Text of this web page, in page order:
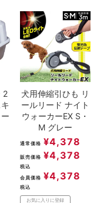
2
犬用伸縮引ひも リ
ールリード ナイト
ウォーカーEX S・
M グレー
通常価格 ¥4,378
販売価格 ¥4,378
税込
会員価格 ¥4,378
税込
お気に入りに登録